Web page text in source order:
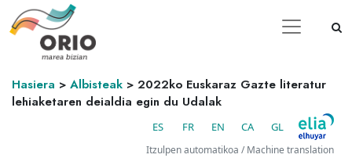
Hasiera > Albisteak > 2022ko Euskaraz Gazte literatur
lehiaketaren deialdia egin du Udalak
ES FR EN CA GL
Itzulpen automatikoa / Machine translation